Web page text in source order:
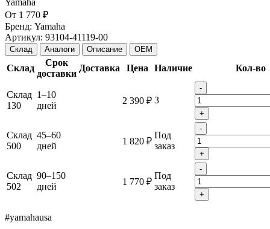
От 1 770 ₽
Бренд: Yamaha
Артикул: 93104-41119-00
Склад Аналоги Описание OEM
Склад
Срок
доставки
Доставка Цена Наличие Кол-во
Склад
130
1–10
дней
2 390 ₽ 3
-
+
Склад
500
45–60
дней
1 820 ₽
Под
заказ
-
+
Склад
502
90–150
дней
1 770 ₽
Под
заказ
-
+
#yamahausa